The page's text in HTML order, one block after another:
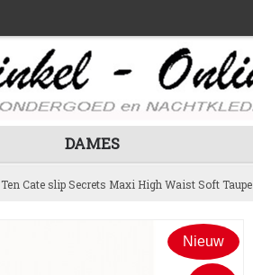
DAMES
Ten Cate slip Secrets Maxi High Waist Soft Taupe
Nieuw